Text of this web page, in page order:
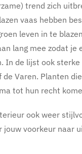
trend zich
vaas hebben
leven in te
lang mee zodat je
In de lijst ook
de Varen. Planten
tot hun recht
ook weer
jouw voorkeur naar